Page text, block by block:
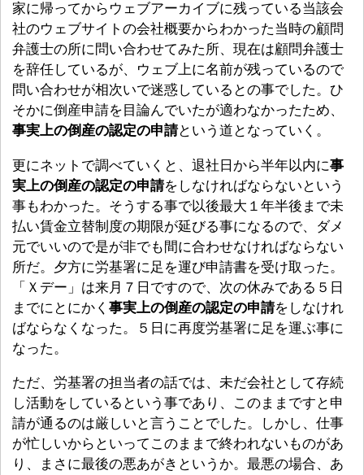
家に帰ってからウェブアーカイブに残っている当該会
社のウェブサイトの会社概要からわかった当時の顧問
弁護士の所に問い合わせてみた所、現在は顧問弁護士
を辞任しているが、ウェブ上に名前が残っているので
問い合わせが相次いで迷惑しているとの事でした。ひ
そかに倒産申請を目論んでいたが適わなかったため、
事実上の倒産の認定の申請という道となっていく。
更にネットで調べていくと、退社日から半年以内に事
実上の倒産の認定の申請をしなければならないという
事もわかった。そうする事で以後最大１年半後まで未
払い賃金立替制度の期限が延びる事になるので、ダメ
元でいいので是が非でも間に合わせなければならない
所だ。夕方に労基署に足を運び申請書を受け取った。
「Ｘデー」は来月７日ですので、次の休みである５日
までにとにかく 事実上の倒産の認定の申請をしなけれ
ばならなくなった。５日に再度労基署に足を運ぶ事に
なった。
ただ、労基署の担当者の話では、未だ会社として存続
し活動をしているという事であり、このままですと申
請が通るのは厳しいと言うことでした。しかし、仕事
が忙しいからといってこのままで終われないものがあ
り、まさに最後の悪あがきというか。最悪の場合、あ